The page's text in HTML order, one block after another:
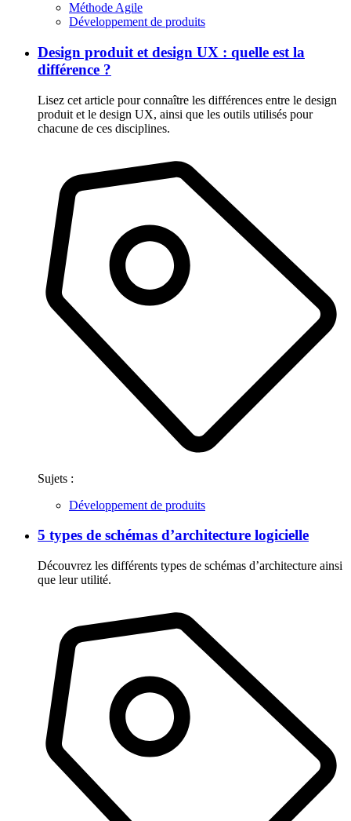
Méthode Agile
Développement de produits
Design produit et design UX : quelle est la
différence ?
Lisez cet article pour connaître les différences entre le design
produit et le design UX, ainsi que les outils utilisés pour
chacune de ces disciplines.
Sujets :
Développement de produits
5 types de schémas d’architecture logicielle
Découvrez les différents types de schémas d’architecture ainsi
que leur utilité.